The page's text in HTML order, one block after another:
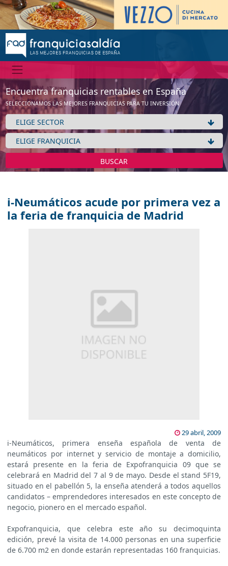
Encuentra franquicias rentables en España
SELECCIONAMOS LAS MEJORES FRANQUICIAS PARA TU INVERSIÓN
BUSCAR
i-Neumáticos acude por primera vez a
la feria de franquicia de Madrid
29 abril, 2009
i-Neumáticos, primera enseña española de venta de
neumáticos por internet y servicio de montaje a domicilio,
estará presente en la feria de Expofranquicia 09 que se
celebrará en Madrid del 7 al 9 de mayo. Desde el stand 5F19,
situado en el pabellón 5, la enseña atenderá a todos aquellos
candidatos – emprendedores interesados en este concepto de
negocio, pionero en el mercado español.
Expofranquicia, que celebra este año su decimoquinta
edición, prevé la visita de 14.000 personas en una superficie
de 6.700 m2 en donde estarán representadas 160 franquicias.